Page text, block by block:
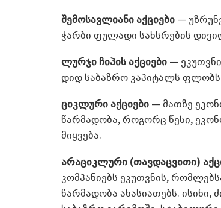
შემოსავლიანი აქციები —
ჭარბი ფულადი სახსრების
ლურჯი ჩიპის აქციები —
დიდ საბაზრო კაპიტალს
ციკლური აქციები — მათზე
წარმადობა, როგორც წესი,
მიყვება.
არაციკლური (თავდაცვითი)
კომპანიებს ეკუთვნის,
წარმადობა ახასიათებს.